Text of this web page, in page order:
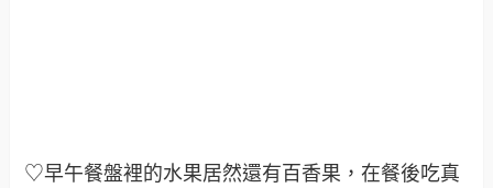
♡早午餐盤裡的水果居然還有百香果，在餐後吃真